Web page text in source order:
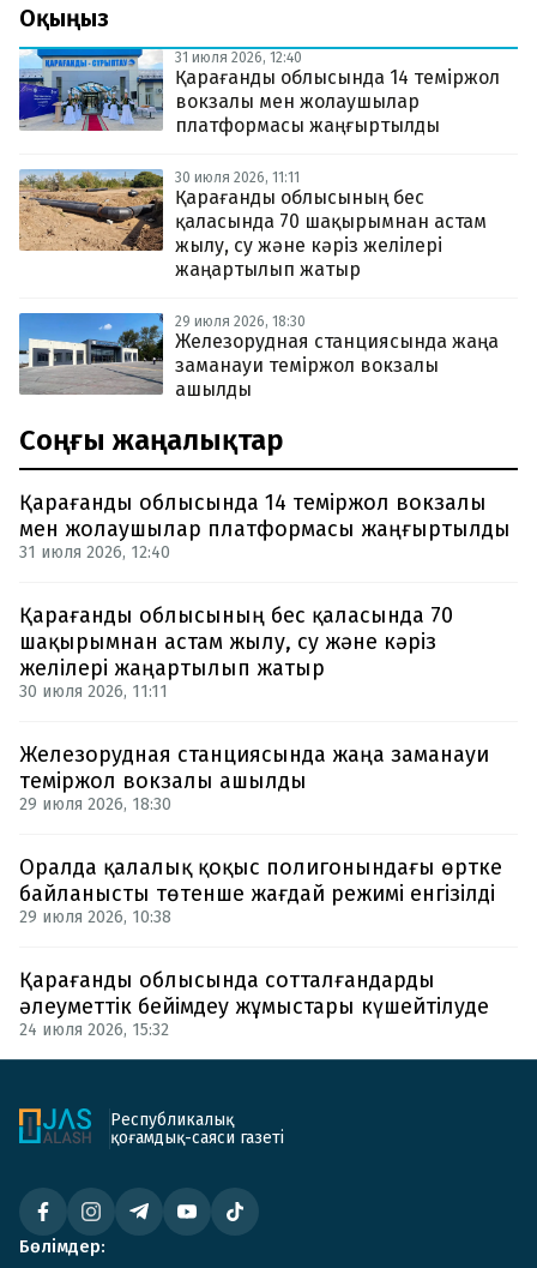
Оқыңыз
31 июля 2026, 12:40
Қарағанды облысында 14 теміржол
вокзалы мен жолаушылар
платформасы жаңғыртылды
30 июля 2026, 11:11
Қарағанды облысының бес
қаласында 70 шақырымнан астам
жылу, су және кәріз желілері
жаңартылып жатыр
29 июля 2026, 18:30
Железорудная станциясында жаңа
заманауи теміржол вокзалы
ашылды
Соңғы жаңалықтар
Қарағанды облысында 14 теміржол вокзалы
мен жолаушылар платформасы жаңғыртылды
31 июля 2026, 12:40
Қарағанды облысының бес қаласында 70
шақырымнан астам жылу, су және кәріз
желілері жаңартылып жатыр
30 июля 2026, 11:11
Железорудная станциясында жаңа заманауи
теміржол вокзалы ашылды
29 июля 2026, 18:30
Оралда қалалық қоқыс полигонындағы өртке
байланысты төтенше жағдай режимі енгізілді
29 июля 2026, 10:38
Қарағанды облысында сотталғандарды
әлеуметтік бейімдеу жұмыстары күшейтілуде
24 июля 2026, 15:32
Республикалық
қоғамдық-саяси газеті
Бөлімдер: